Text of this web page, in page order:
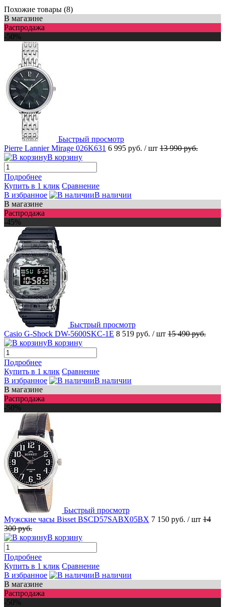
Похожие товары (8)
В магазине
Распродажа
-50%
Быстрый просмотр
Pierre Lannier Mirage 026K631 6 995 руб. / шт 13 990 руб.
В корзину
Подробнее
Купить в 1 клик Сравнение
В избранное
В наличии
В магазине
Распродажа
-45%
Быстрый просмотр
Casio G-Shock DW-5600SKC-1E 8 519 руб. / шт 15 490 руб.
В корзину
Подробнее
Купить в 1 клик Сравнение
В избранное
В наличии
В магазине
Распродажа
-50%
Быстрый просмотр
Мужские часы Bisset BSCD57SABX05BX 7 150 руб. / шт 14
300 руб.
В корзину
Подробнее
Купить в 1 клик Сравнение
В избранное
В наличии
В магазине
Распродажа
-50%